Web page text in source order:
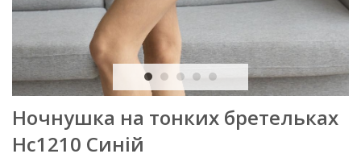
Ночнушка на тонких бретельках
Нс1210 Синій